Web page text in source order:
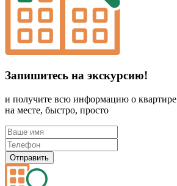
Запишитесь на экскурсию!
и получите всю информацию о квартире
на месте, быстро, просто
Отправить